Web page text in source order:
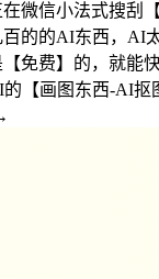
微信小法式搜刮
的的AI东西，AI
免费】的，就能
【画图东西-AI抠